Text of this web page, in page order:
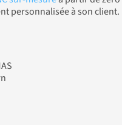
personnalisée à son client.